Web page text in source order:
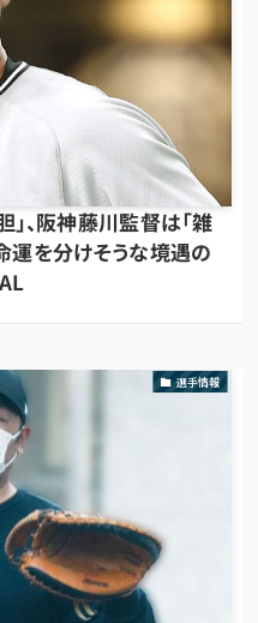
、阪神藤川監督は「雑
運を分けそうな境遇の
選手情報